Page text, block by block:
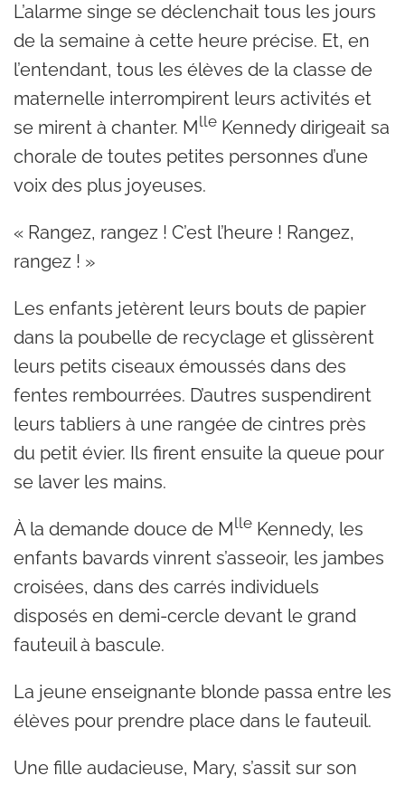
L’alarme singe se déclenchait tous les jours
de la semaine à cette heure précise. Et, en
l’entendant, tous les élèves de la classe de
maternelle interrompirent leurs activités et
se mirent à chanter. Mlle Kennedy dirigeait sa
chorale de toutes petites personnes d’une
voix des plus joyeuses.
« Rangez, rangez ! C’est l’heure ! Rangez,
rangez ! »
Les enfants jetèrent leurs bouts de papier
dans la poubelle de recyclage et glissèrent
leurs petits ciseaux émoussés dans des
fentes rembourrées. D’autres suspendirent
leurs tabliers à une rangée de cintres près
du petit évier. Ils firent ensuite la queue pour
se laver les mains.
À la demande douce de Mlle Kennedy, les
enfants bavards vinrent s’asseoir, les jambes
croisées, dans des carrés individuels
disposés en demi-cercle devant le grand
fauteuil à bascule.
La jeune enseignante blonde passa entre les
élèves pour prendre place dans le fauteuil.
Une fille audacieuse, Mary, s’assit sur son